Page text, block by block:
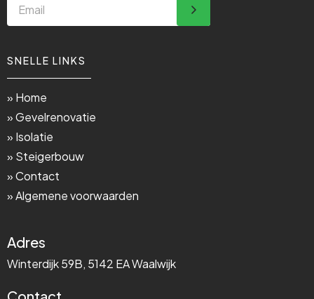
SNELLE LINKS
» Home
» Gevelrenovatie
» Isolatie
» Steigerbouw
» Contact
» Algemene voorwaarden
Adres
Winterdijk 59B, 5142 EA Waalwijk